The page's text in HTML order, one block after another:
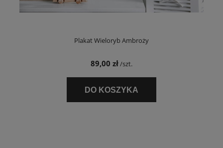
Plakat Wieloryb Ambroży
89,00 zł/szt.
DO KOSZYKA